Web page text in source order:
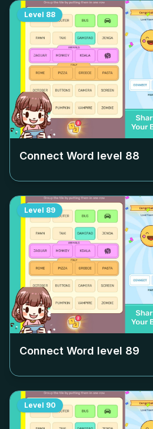
Level 88
Connect Word level 88
Level 89
Connect Word level 89
Level 90